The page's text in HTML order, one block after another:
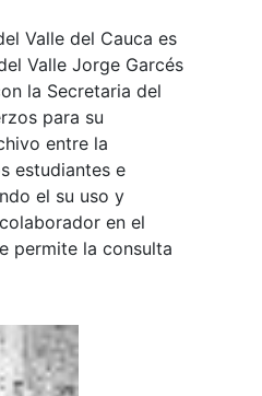
Valle del Cauca es
Valle Jorge Garcés
la Secretaria del
para su
entre la
estudiantes e
el su uso y
en el
permite la consulta